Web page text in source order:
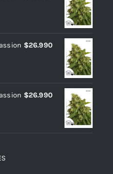
$26.990
$26.990